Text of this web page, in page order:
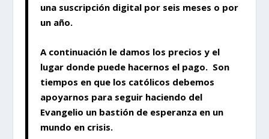
una suscripción digital por seis meses o por
un año.
A continuación le damos los precios y el
lugar donde puede hacernos el pago. Son
tiempos en que los católicos debemos
apoyarnos para seguir haciendo del
Evangelio un bastión de esperanza en un
mundo en crisis.